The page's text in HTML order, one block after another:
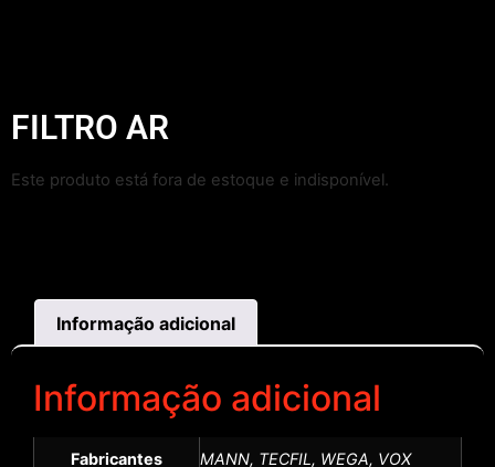
FILTRO AR
Este produto está fora de estoque e indisponível.
Informação adicional
Informação adicional
Fabricantes MANN, TECFIL, WEGA, VOX